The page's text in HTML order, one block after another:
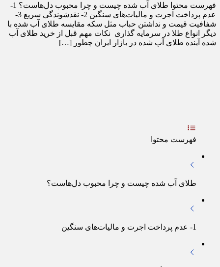
فهرست محتوا طلای آب‌ شده چیست و چرا محبوب دل‌هاست؟ 1-
عدم پرداخت اجرت و مالیات‌های سنگین 2- نقدشوندگی سریع 3-
شفافیت قیمت و نداشتن حباب مثل سکه مقایسه طلای آب شده با
دیگر انواع طلا در سرمایه گذاری نکات مهم قبل از خرید طلای آب‌
شده آینده طلای آب‌ شده در بازار ایران چطور […]
فهرست محتوا
طلای آب‌ شده چیست و چرا محبوب دل‌هاست؟
1- عدم پرداخت اجرت و مالیات‌های سنگین